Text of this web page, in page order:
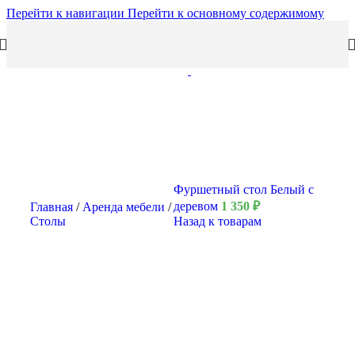
Перейти к навигации Перейти к основному содержимому
Главная / Аренда мебели /
Столы
Фуршетный стол Белый с
деревом 1 350 ₽
Назад к товарам